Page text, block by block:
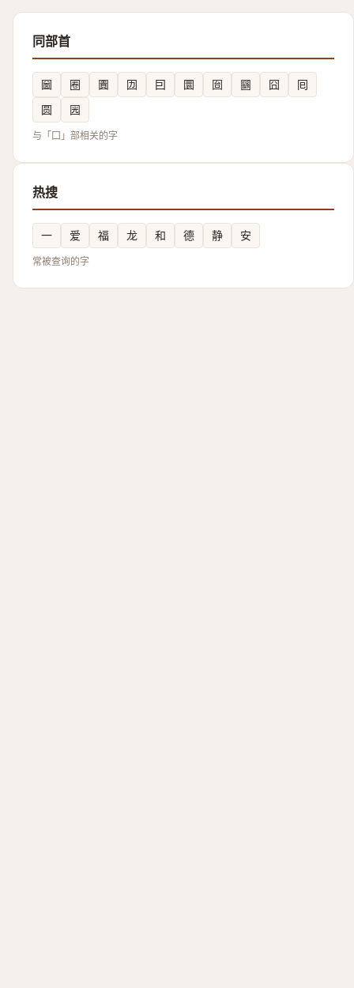
同部首
圙 圈 圚 㘞 囙 圜 囼 㘥 囧
囘
圆
㘢
与「囗」部相关的字
热搜
一 爱 福 龙 和 德 静 安
常被查询的字